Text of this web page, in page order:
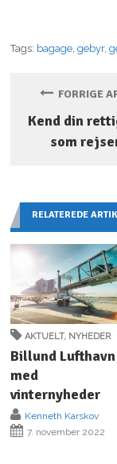
Tags: bagage,gebyr,
FORRIGE
Kend din
som
RELATEREDE
AKTUELT, NYHEDER
Billund Lufthavn
med
vinternyheder
Kenneth Karskov
7. november 2022